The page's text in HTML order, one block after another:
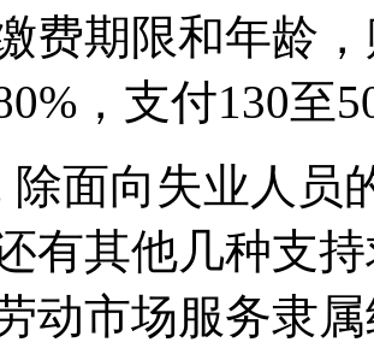
费期限和年龄
，支付130至
除面向失业人员
有其他几种支
动市场服务隶